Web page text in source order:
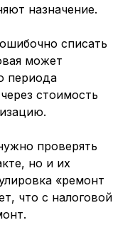
назначение.
списать
может
периода
стоимость
проверять
но и их
«ремонт
что с налоговой